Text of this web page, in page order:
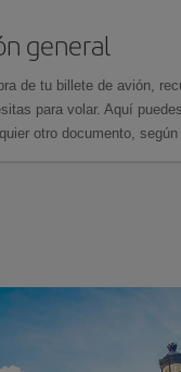
general
de tu billete de avión,
para volar. Aquí
otro documento,